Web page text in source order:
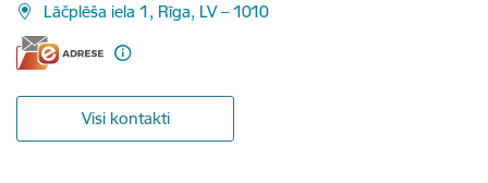
Lāčplēša iela 1, Rīga, LV – 1010
Visi kontakti